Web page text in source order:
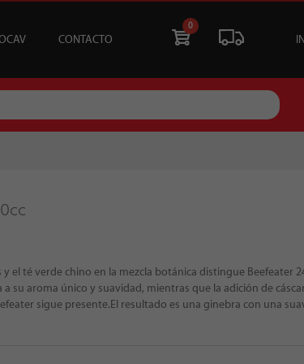
TU
CONTACTO
0
y el té verde chino en la mezcla botánica distingue Beefeater
su aroma único y suavidad, mientras que la adición de
sigue presente.El resultado es una ginebra con una